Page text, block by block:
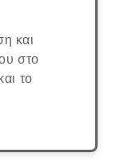
και
στο
το